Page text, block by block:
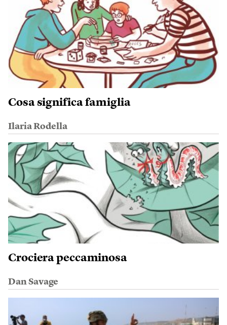
Cosa significa famiglia
Ilaria Rodella
Crociera peccaminosa
Dan Savage